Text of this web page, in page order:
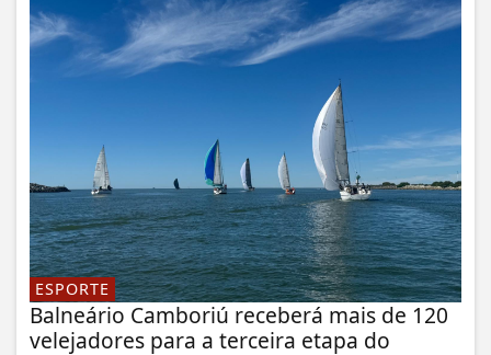
ESPORTE
Balneário Camboriú receberá mais de 120
velejadores para a terceira etapa do